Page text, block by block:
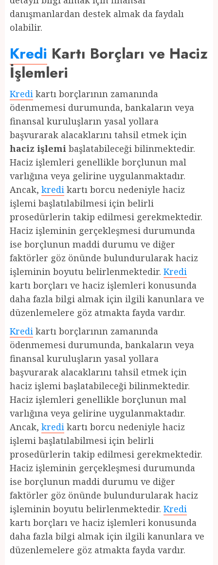
danışmanlardan destek almak da faydalı
olabilir.
Kredi Kartı Borçları ve Haciz
İşlemleri
Kredi kartı borçlarının zamanında
ödenmemesi durumunda, bankaların veya
finansal kuruluşların yasal yollara
başvurarak alacaklarını tahsil etmek için
haciz işlemi başlatabileceği bilinmektedir.
Haciz işlemleri genellikle borçlunun mal
varlığına veya gelirine uygulanmaktadır.
Ancak, kredi kartı borcu nedeniyle haciz
işlemi başlatılabilmesi için belirli
prosedürlerin takip edilmesi gerekmektedir.
Haciz işleminin gerçekleşmesi durumunda
ise borçlunun maddi durumu ve diğer
faktörler göz önünde bulundurularak haciz
işleminin boyutu belirlenmektedir. Kredi
kartı borçları ve haciz işlemleri konusunda
daha fazla bilgi almak için ilgili kanunlara ve
düzenlemelere göz atmakta fayda vardır.
Kredi kartı borçlarının zamanında
ödenmemesi durumunda, bankaların veya
finansal kuruluşların yasal yollara
başvurarak alacaklarını tahsil etmek için
haciz işlemi başlatabileceği bilinmektedir.
Haciz işlemleri genellikle borçlunun mal
varlığına veya gelirine uygulanmaktadır.
Ancak, kredi kartı borcu nedeniyle haciz
işlemi başlatılabilmesi için belirli
prosedürlerin takip edilmesi gerekmektedir.
Haciz işleminin gerçekleşmesi durumunda
ise borçlunun maddi durumu ve diğer
faktörler göz önünde bulundurularak haciz
işleminin boyutu belirlenmektedir. Kredi
kartı borçları ve haciz işlemleri konusunda
daha fazla bilgi almak için ilgili kanunlara ve
düzenlemelere göz atmakta fayda vardır.